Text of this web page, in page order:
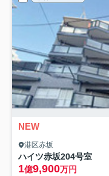
NEW
港区赤坂
ハイツ赤坂204号室
1億9,900万円